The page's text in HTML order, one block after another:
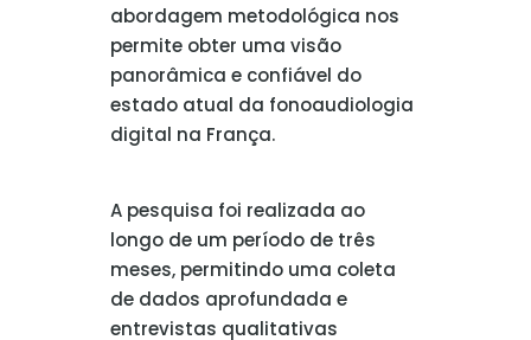
abordagem metodológica nos
permite obter uma visão
panorâmica e confiável do
estado atual da fonoaudiologia
digital na França.
A pesquisa foi realizada ao
longo de um período de três
meses, permitindo uma coleta
de dados aprofundada e
entrevistas qualitativas